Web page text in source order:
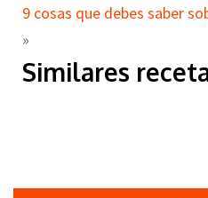
9 cosas que debes saber
»
Similares